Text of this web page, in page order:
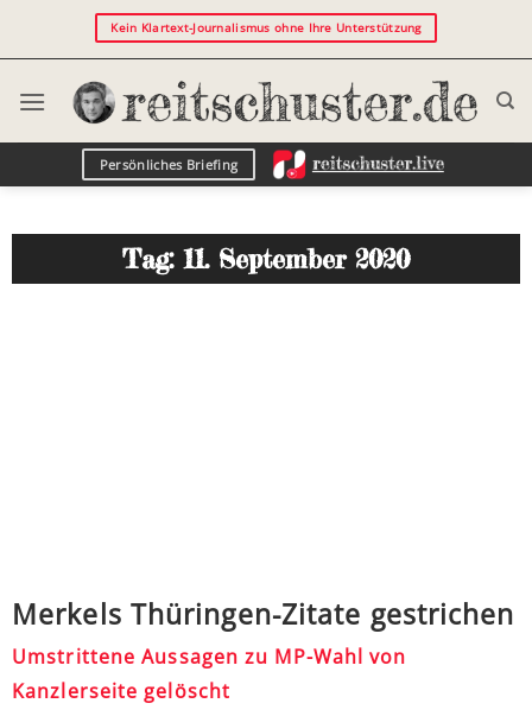
Kein Klartext-Journalismus ohne Ihre Unterstützung
Persönliches Briefing
Tag: 11. September 2020
Merkels Thüringen-Zitate gestrichen
Umstrittene Aussagen zu MP-Wahl von
Kanzlerseite gelöscht